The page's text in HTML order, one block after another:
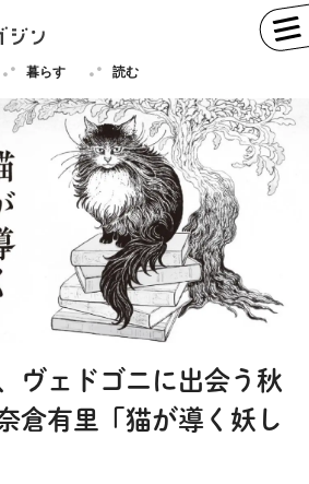
暮らす 読む
英語 フランス語
ドイツ語 イタリア語
スペイン語 ロシア語
その他
ヴェドゴニに出会う秋
有里「猫が導く妖し